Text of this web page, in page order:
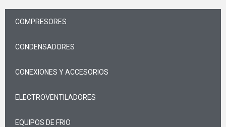
COMPRESORES
CONDENSADORES
CONEXIONES Y ACCESORIOS
ELECTROVENTILADORES
EQUIPOS DE FRIO